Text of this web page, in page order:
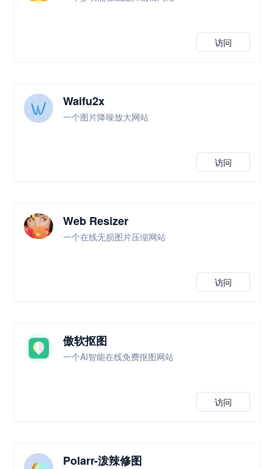
访问
Waifu2x
一个图片降噪放大网站
访问
Web Resizer
一个在线无损图片压缩网站
访问
傲软抠图
一个AI智能在线免费抠图网站
访问
Polarr-泼辣修图